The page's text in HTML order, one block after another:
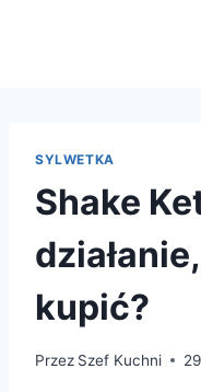
SYLWETKA
Shake
kupić?
Przez Szef Kuchni